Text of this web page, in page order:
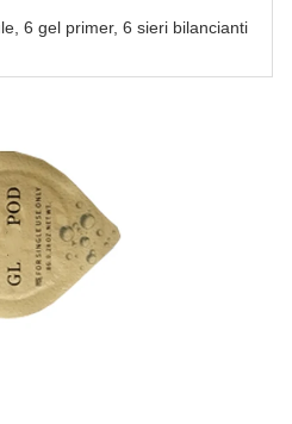
6 gel primer, 6 sieri bilancianti